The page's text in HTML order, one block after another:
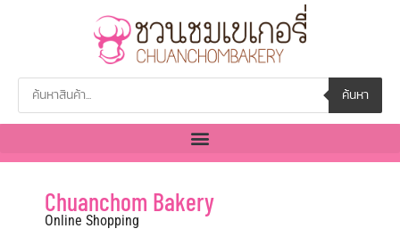
ค้นหา
Chuanchom Bakery
Online Shopping